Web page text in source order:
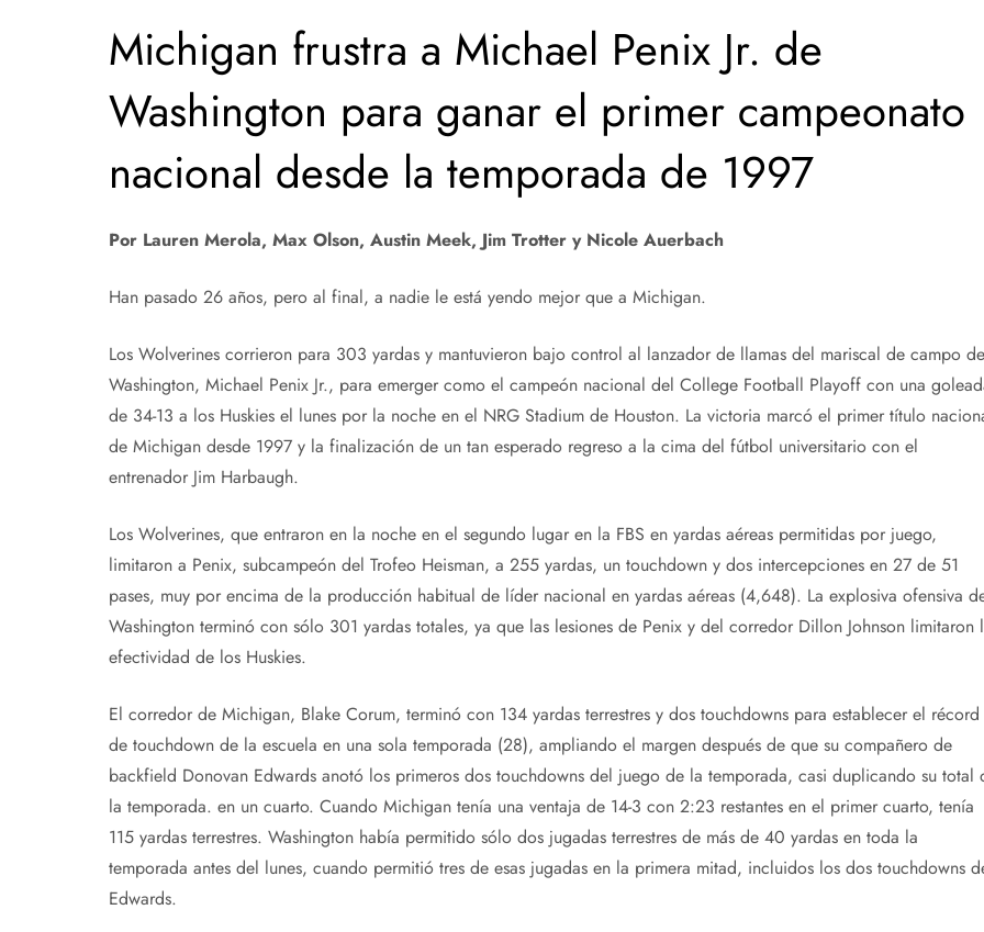
Michigan frustra a Michael Penix Jr. de
Washington para ganar el primer campeonato
nacional desde la temporada de 1997
Por Lauren Merola, Max Olson, Austin Meek, Jim Trotter y Nicole Auerbach
Han pasado 26 años, pero al final, a nadie le está yendo mejor que a Michigan.
Los Wolverines corrieron para 303 yardas y mantuvieron bajo control al lanzador de llamas del mariscal de campo de
Washington, Michael Penix Jr., para emerger como el campeón nacional del College Football Playoff con una
de 34-13 a los Huskies el lunes por la noche en el NRG Stadium de Houston. La victoria marcó el primer título
de Michigan desde 1997 y la finalización de un tan esperado regreso a la cima del fútbol universitario con el
entrenador Jim Harbaugh.
Los Wolverines, que entraron en la noche en el segundo lugar en la FBS en yardas aéreas permitidas por juego,
limitaron a Penix, subcampeón del Trofeo Heisman, a 255 yardas, un touchdown y dos intercepciones en 27 de 51
pases, muy por encima de la producción habitual de líder nacional en yardas aéreas (4,648). La explosiva ofensiva
Washington terminó con sólo 301 yardas totales, ya que las lesiones de Penix y del corredor Dillon Johnson limitaron
efectividad de los Huskies.
El corredor de Michigan, Blake Corum, terminó con 134 yardas terrestres y dos touchdowns para establecer el récord
de touchdown de la escuela en una sola temporada (28), ampliando el margen después de que su compañero de
backfield Donovan Edwards anotó los primeros dos touchdowns del juego de la temporada, casi duplicando su total
la temporada. en un cuarto. Cuando Michigan tenía una ventaja de 14-3 con 2:23 restantes en el primer cuarto, tenía
115 yardas terrestres. Washington había permitido sólo dos jugadas terrestres de más de 40 yardas en toda la
temporada antes del lunes, cuando permitió tres de esas jugadas en la primera mitad, incluidos los dos touchdowns
Edwards.